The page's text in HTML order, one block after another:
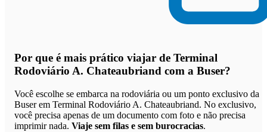
Por que é mais prático viajar de Terminal
Rodoviário A. Chateaubriand com a Buser?
Você escolhe se embarca na rodoviária ou um ponto exclusivo da
Buser em Terminal Rodoviário A. Chateaubriand. No exclusivo,
você precisa apenas de um documento com foto e não precisa
imprimir nada. Viaje sem filas e sem burocracias.